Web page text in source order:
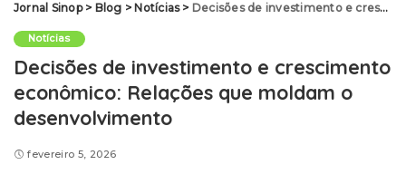
Jornal Sinop> Blog > Notícias> Decisões de investimento e crescimento econômico: Relações que moldam o desenvolvimento
Notícias
Decisões de investimento e crescimento
econômico: Relações que moldam o
desenvolvimento
fevereiro 5, 2026